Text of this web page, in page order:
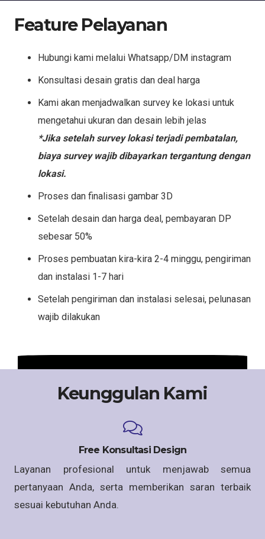
Feature Pelayanan
Hubungi kami melalui Whatsapp/DM instagram
Konsultasi desain gratis dan deal harga
Kami akan menjadwalkan survey ke lokasi untuk
mengetahui ukuran dan desain lebih jelas
*Jika setelah survey lokasi terjadi pembatalan,
biaya survey wajib dibayarkan tergantung dengan
lokasi.
Proses dan finalisasi gambar 3D
Setelah desain dan harga deal, pembayaran DP
sebesar 50%
Proses pembuatan kira-kira 2-4 minggu, pengiriman
dan instalasi 1-7 hari
Setelah pengiriman dan instalasi selesai, pelunasan
wajib dilakukan
Keunggulan Kami
Free Konsultasi Design
Layanan profesional untuk menjawab semua
pertanyaan Anda, serta memberikan saran terbaik
sesuai kebutuhan Anda.